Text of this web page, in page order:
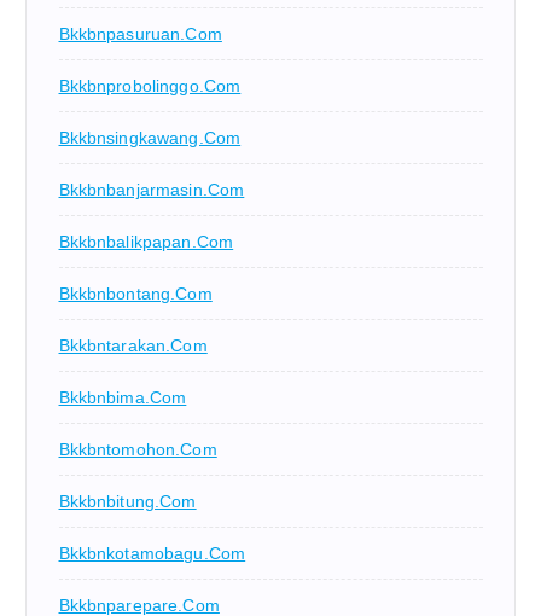
Bkkbnpasuruan.com
Bkkbnprobolinggo.com
Bkkbnsingkawang.com
Bkkbnbanjarmasin.com
Bkkbnbalikpapan.com
Bkkbnbontang.com
Bkkbntarakan.com
Bkkbnbima.com
Bkkbntomohon.com
Bkkbnbitung.com
Bkkbnkotamobagu.com
Bkkbnparepare.com